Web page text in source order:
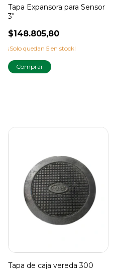
Tapa Expansora para Sensor
3"
$148.805,80
¡Solo quedan 5 en stock!
Tapa de caja vereda 300